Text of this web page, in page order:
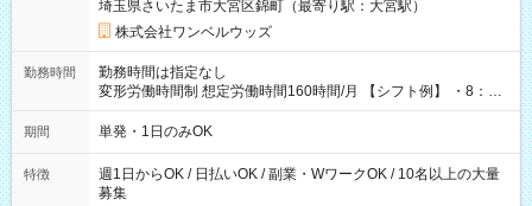
埼玉県さいたま市大宮区錦町（最寄り駅：大宮駅）
株式会社ワンベルウッズ
勤務時間
勤務時間は指定なし
変形労働時間制 想定労働時間160時間/月 【シフト例】 ・8：00
～21：00
期間 単発・1日のみOK
特徴
週1日からOK / 日払いOK / 副業・WワークOK / 10名以上の大量
募集